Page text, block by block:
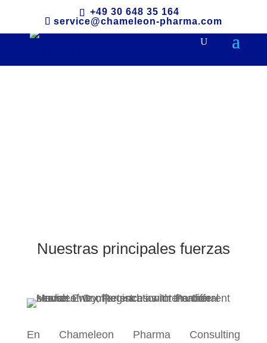
+49 30 648 35 164
service@chameleon-pharma.com
Nuestras principales fuerzas
En Chameleon Pharma Consulting